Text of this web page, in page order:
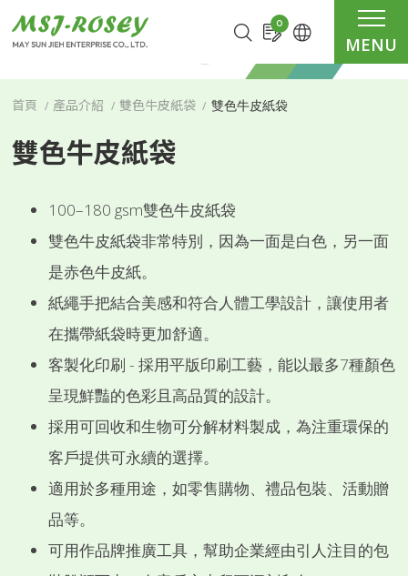
MENU
0
首頁 產品介紹 雙色牛皮紙袋 雙色牛皮紙袋
雙色牛皮紙袋
100–180 gsm雙色牛皮紙袋
雙色牛皮紙袋非常特別，因為一面是白色，另一面
是赤色牛皮紙。
紙繩手把結合美感和符合人體工學設計，讓使用者
在攜帶紙袋時更加舒適。
客製化印刷 - 採用平版印刷工藝，能以最多7種顏色
呈現鮮豔的色彩且高品質的設計。
採用可回收和生物可分解材料製成，為注重環保的
客戶提供可永續的選擇。
適用於多種用途，如零售購物、禮品包裝、活動贈
品等。
可用作品牌推廣工具，幫助企業經由引人注目的包
Cookie管理面板